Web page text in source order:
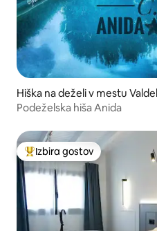
Hiška na deželi v mestu
Podeželska hiša Anida
Najbolj priljubljena
Izbira gostov